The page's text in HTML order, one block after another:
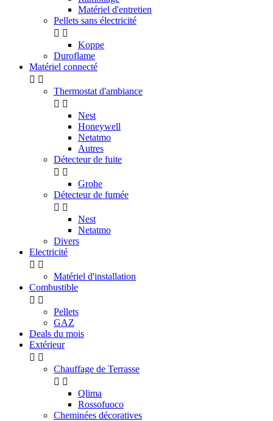
Matériel d'entretien
Pellets sans électricité
 
Koppe
Duroflame
Matériel connecté
 
Thermostat d'ambiance
 
Nest
Honeywell
Netatmo
Autres
Détecteur de fuite
 
Grohe
Détecteur de fumée
 
Nest
Netatmo
Divers
Electricité
 
Matériel d'installation
Combustible
 
Pellets
GAZ
Deals du mois
Extérieur
 
Chauffage de Terrasse
 
Qlima
Rossofuoco
Cheminées décoratives